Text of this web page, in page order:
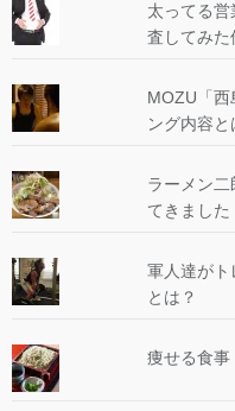
太ってる
査してみた
MOZU「西
ング内容と
ラーメン
てきました
軍人達がト
とは？
痩せる食